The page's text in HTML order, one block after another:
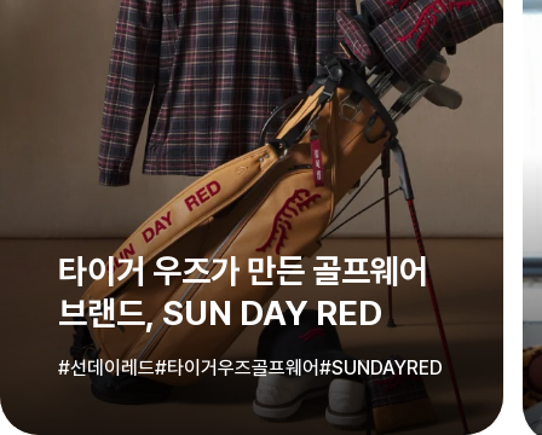
타이거 우즈가 만든 골프웨어
브랜드, SUN DAY RED
#선데이레드#타이거우즈골프웨어#SUNDAYRED